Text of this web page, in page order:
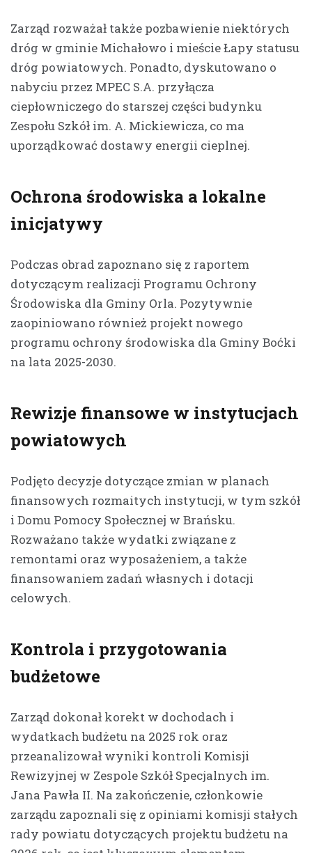
Zarząd rozważał także pozbawienie niektórych
dróg w gminie Michałowo i mieście Łapy statusu
dróg powiatowych. Ponadto, dyskutowano o
nabyciu przez MPEC S.A. przyłącza
ciepłowniczego do starszej części budynku
Zespołu Szkół im. A. Mickiewicza, co ma
uporządkować dostawy energii cieplnej.
Ochrona środowiska a lokalne
inicjatywy
Podczas obrad zapoznano się z raportem
dotyczącym realizacji Programu Ochrony
Środowiska dla Gminy Orla. Pozytywnie
zaopiniowano również projekt nowego
programu ochrony środowiska dla Gminy Boćki
na lata 2025-2030.
Rewizje finansowe w instytucjach
powiatowych
Podjęto decyzje dotyczące zmian w planach
finansowych rozmaitych instytucji, w tym szkół
i Domu Pomocy Społecznej w Brańsku.
Rozważano także wydatki związane z
remontami oraz wyposażeniem, a także
finansowaniem zadań własnych i dotacji
celowych.
Kontrola i przygotowania
budżetowe
Zarząd dokonał korekt w dochodach i
wydatkach budżetu na 2025 rok oraz
przeanalizował wyniki kontroli Komisji
Rewizyjnej w Zespole Szkół Specjalnych im.
Jana Pawła II. Na zakończenie, członkowie
zarządu zapoznali się z opiniami komisji stałych
rady powiatu dotyczących projektu budżetu na